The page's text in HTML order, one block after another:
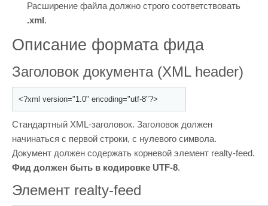
Расширение файла должно строго соответствовать
.xml.
Описание формата фида
Заголовок документа (XML header)
<?xml version="1.0" encoding="utf-8"?>
Стандартный XML-заголовок. Заголовок должен
начинаться с первой строки, с нулевого символа.
Документ должен содержать корневой элемент realty-feed.
Фид должен быть в кодировке UTF-8.
Элемент realty-feed